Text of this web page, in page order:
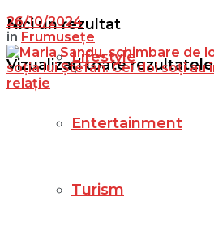
Nici un rezultat
Vizualizați toate rezultatele
Lifestyle
Entertainment
Turism
26/10/2024
in Frumusețe